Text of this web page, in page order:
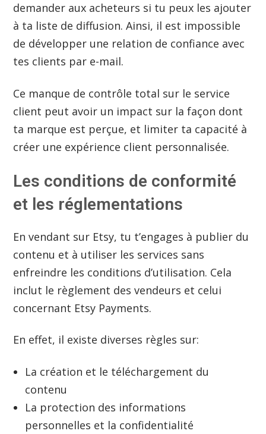
demander aux acheteurs si tu peux les ajouter
à ta liste de diffusion. Ainsi, il est impossible
de développer une relation de confiance avec
tes clients par e-mail.
Ce manque de contrôle total sur le service
client peut avoir un impact sur la façon dont
ta marque est perçue, et limiter ta capacité à
créer une expérience client personnalisée.
Les conditions de conformité
et les réglementations
En vendant sur Etsy, tu t’engages à publier du
contenu et à utiliser les services sans
enfreindre les conditions d’utilisation. Cela
inclut le règlement des vendeurs et celui
concernant Etsy Payments.
En effet, il existe diverses règles sur:
La création et le téléchargement du
contenu
La protection des informations
personnelles et la confidentialité